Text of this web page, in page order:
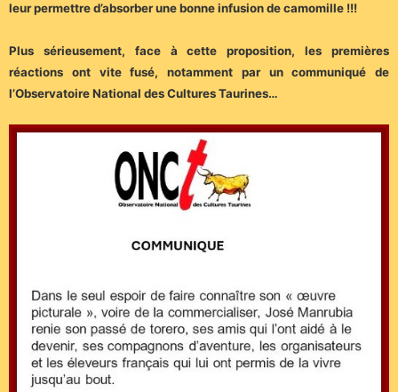
leur permettre d’absorber une bonne infusion de camomille !!!
Plus sérieusement, face à cette proposition, les premières
réactions ont vite fusé, notamment par un communiqué de
l’Observatoire National des Cultures Taurines…